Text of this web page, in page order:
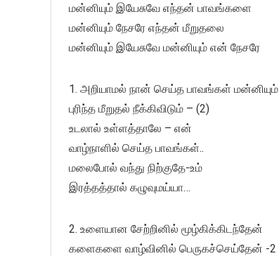
மன்னியும் இயேசுவே எந்தன் பாவங்களை
மன்னியும் நேசரே எந்தன் மீறுதலை
மன்னியும் இயேசுவே மன்னியும் என் நேசரே
1. அறியாமல் நான் செய்த பாவங்கள் மன்னியும்
புரிந்த மீறுதல் நீக்கிவிடும் – (2)
உடலால் உள்ளத்தாலே – என்
வாழ்நாளில் செய்த பாவங்கள்..
மலைபோல் வந்து நிற்குதே-உம்
இரத்தத்தால் கழுவுமய்யா…
2. உளையான சேற்றினில் மூழ்கிக்கிடந்தேன்
களைகளை வாழ்வினில் பெருகச்செய்தேன் -2